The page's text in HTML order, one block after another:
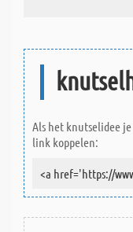
Als het knutselidee
link koppelen: